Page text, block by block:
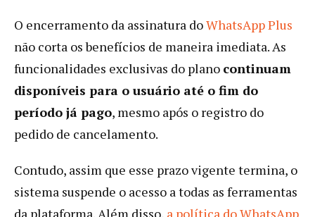
O encerramento da assinatura doWhatsApp Plus
não corta os benefícios de maneira imediata. As
funcionalidades exclusivas do plano continuam
disponíveis para o usuário até o fim do
período já pago, mesmo após o registro do
pedido de cancelamento.
Contudo, assim que esse prazo vigente termina, o
sistema suspende o acesso a todas as ferramentas
da plataforma. Além disso, a política do WhatsApp